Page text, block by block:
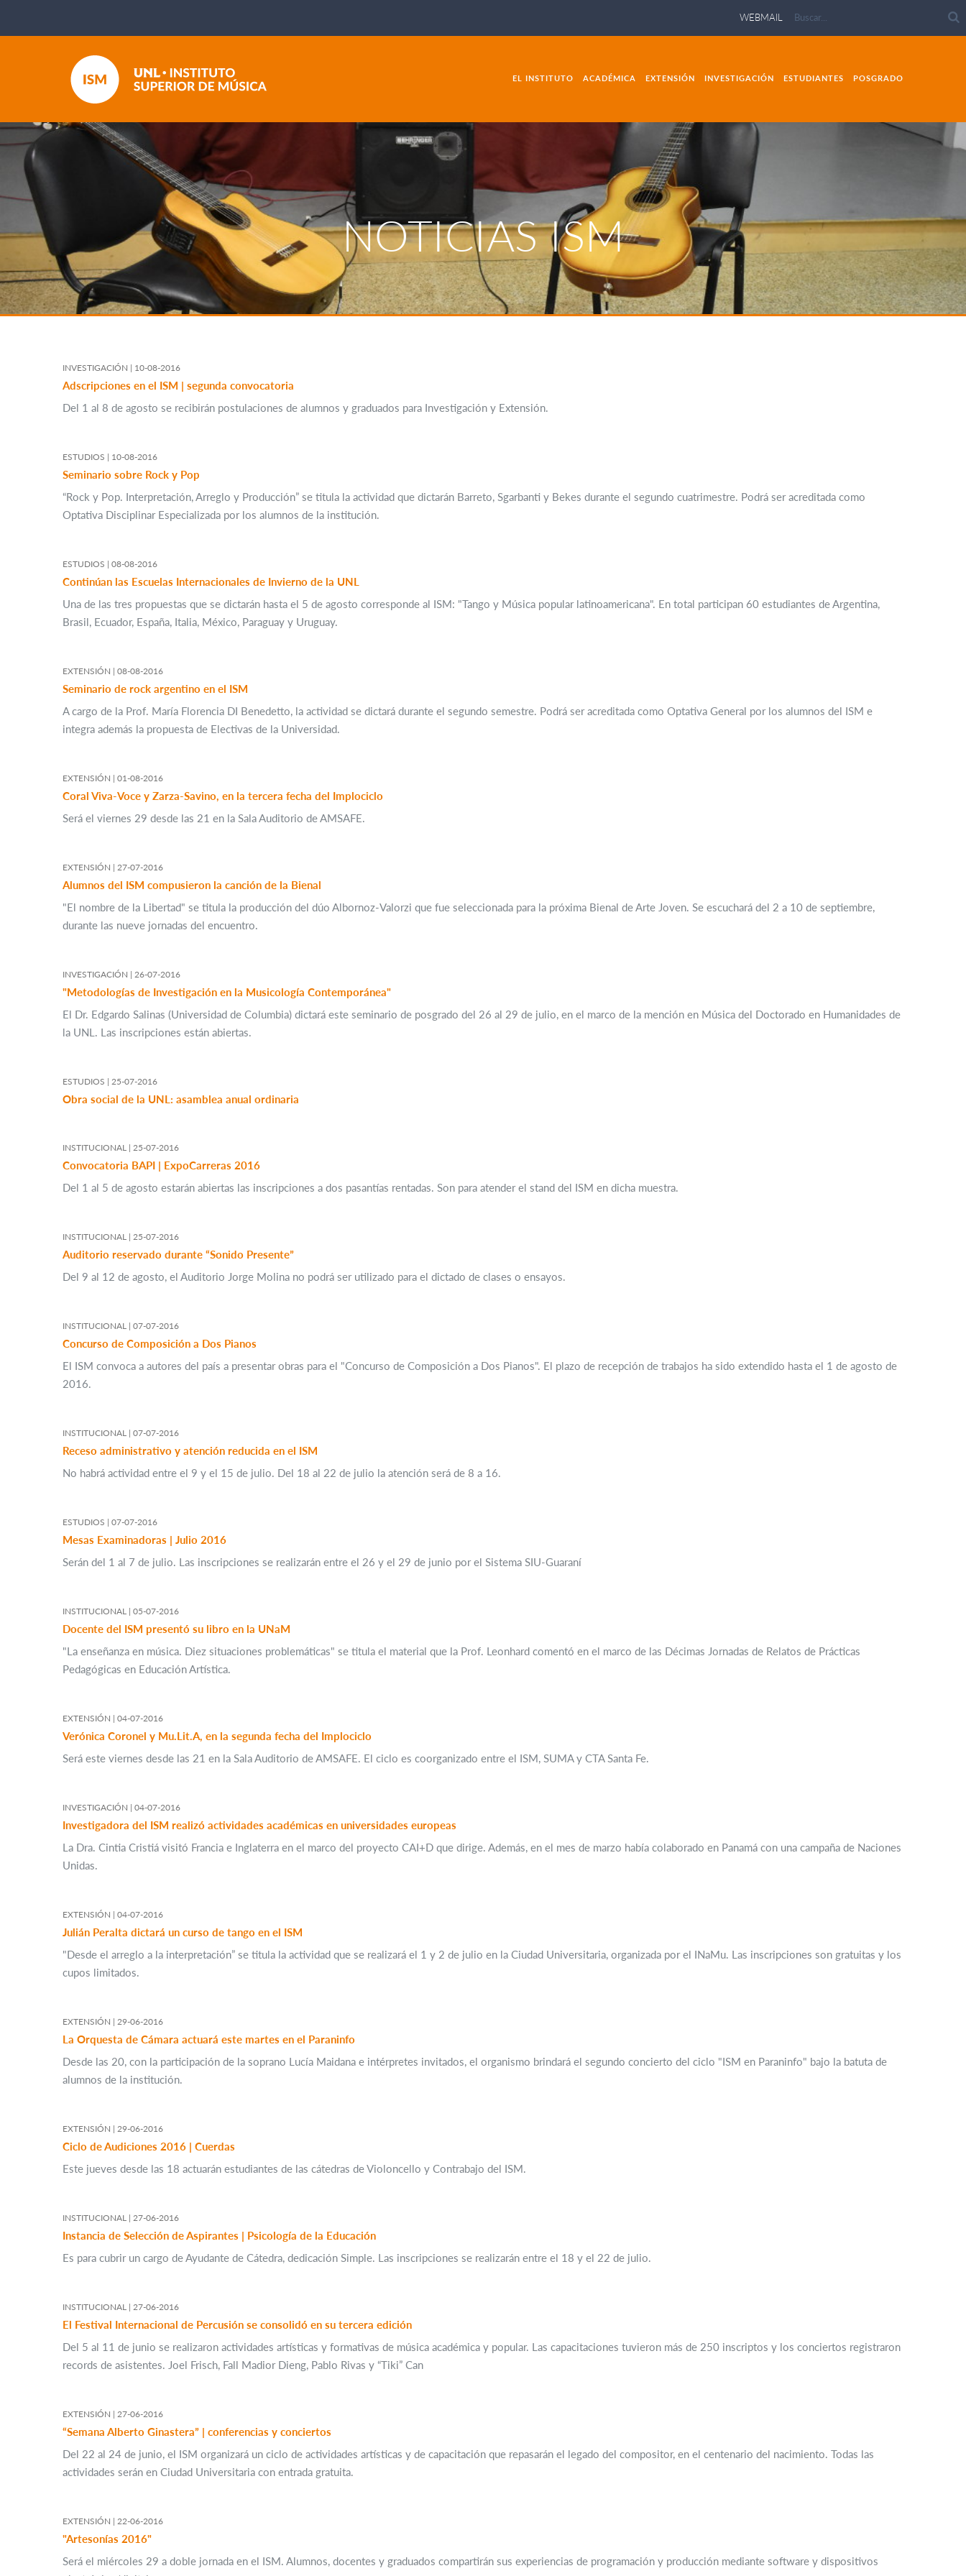
WEBMAIL
EL INSTITUTO ACADÉMICA EXTENSIÓN INVESTIGACIÓN ESTUDIANTES POSGRADO
NOTICIAS ISM
INVESTIGACIÓN | 10-08-2016
Adscripciones en el ISM | segunda convocatoria
Del 1 al 8 de agosto se recibirán postulaciones de alumnos y graduados para Investigación y Extensión.
ESTUDIOS | 10-08-2016
Seminario sobre Rock y Pop
“Rock y Pop. Interpretación, Arreglo y Producción” se titula la actividad que dictarán Barreto, Sgarbanti y Bekes durante el segundo cuatrimestre. Podrá ser acreditada como
Optativa Disciplinar Especializada por los alumnos de la institución.
ESTUDIOS | 08-08-2016
Continúan las Escuelas Internacionales de Invierno de la UNL
Una de las tres propuestas que se dictarán hasta el 5 de agosto corresponde al ISM: "Tango y Música popular latinoamericana". En total participan 60 estudiantes de Argentina,
Brasil, Ecuador, España, Italia, México, Paraguay y Uruguay.
EXTENSIÓN | 08-08-2016
Seminario de rock argentino en el ISM
A cargo de la Prof. María Florencia DI Benedetto, la actividad se dictará durante el segundo semestre. Podrá ser acreditada como Optativa General por los alumnos del ISM e
integra además la propuesta de Electivas de la Universidad.
EXTENSIÓN | 01-08-2016
Será el viernes 29 desde las 21 en la Sala Auditorio de AMSAFE.
EXTENSIÓN | 27-07-2016
Alumnos del ISM compusieron la canción de la Bienal
"El nombre de la Libertad" se titula la producción del dúo Albornoz-Valorzi que fue seleccionada para la próxima Bienal de Arte Joven. Se escuchará del 2 a 10 de septiembre,
durante las nueve jornadas del encuentro.
INVESTIGACIÓN | 26-07-2016
"Metodologías de Investigación en la Musicología Contemporánea"
El Dr. Edgardo Salinas (Universidad de Columbia) dictará este seminario de posgrado del 26 al 29 de julio, en el marco de la mención en Música del Doctorado en Humanidades de
la UNL. Las inscripciones están abiertas.
ESTUDIOS | 25-07-2016
Obra social de la UNL: asamblea anual ordinaria
INSTITUCIONAL | 25-07-2016
Convocatoria BAPI | ExpoCarreras 2016
Del 1 al 5 de agosto estarán abiertas las inscripciones a dos pasantías rentadas. Son para atender el stand del ISM en dicha muestra.
INSTITUCIONAL | 25-07-2016
Auditorio reservado durante “Sonido Presente”
Del 9 al 12 de agosto, el Auditorio Jorge Molina no podrá ser utilizado para el dictado de clases o ensayos.
INSTITUCIONAL | 07-07-2016
Concurso de Composición a Dos Pianos
El ISM convoca a autores del país a presentar obras para el "Concurso de Composición a Dos Pianos". El plazo de recepción de trabajos ha sido extendido hasta el 1 de agosto de
2016.
INSTITUCIONAL | 07-07-2016
Receso administrativo y atención reducida en el ISM
No habrá actividad entre el 9 y el 15 de julio. Del 18 al 22 de julio la atención será de 8 a 16.
ESTUDIOS | 07-07-2016
Mesas Examinadoras | Julio 2016
Serán del 1 al 7 de julio. Las inscripciones se realizarán entre el 26 y el 29 de junio por el Sistema SIU-Guaraní
INSTITUCIONAL | 05-07-2016
Docente del ISM presentó su libro en la UNaM
"La enseñanza en música. Diez situaciones problemáticas" se titula el material que la Prof. Leonhard comentó en el marco de las Décimas Jornadas de Relatos de Prácticas
Pedagógicas en Educación Artística.
EXTENSIÓN | 04-07-2016
Será este viernes desde las 21 en la Sala Auditorio de AMSAFE. El ciclo es coorganizado entre el ISM, SUMA y CTA Santa Fe.
INVESTIGACIÓN | 04-07-2016
Investigadora del ISM realizó actividades académicas en universidades europeas
La Dra. Cintia Cristiá visitó Francia e Inglaterra en el marco del proyecto CAI+D que dirige. Además, en el mes de marzo había colaborado en Panamá con una campaña de Naciones
Unidas.
EXTENSIÓN | 04-07-2016
Julián Peralta dictará un curso de tango en el ISM
"Desde el arreglo a la interpretación” se titula la actividad que se realizará el 1 y 2 de julio en la Ciudad Universitaria, organizada por el INaMu. Las inscripciones son gratuitas y los
cupos limitados.
EXTENSIÓN | 29-06-2016
La Orquesta de Cámara actuará este martes en el Paraninfo
Desde las 20, con la participación de la soprano Lucía Maidana e intérpretes invitados, el organismo brindará el segundo concierto del ciclo "ISM en Paraninfo" bajo la batuta de
alumnos de la institución.
EXTENSIÓN | 29-06-2016
Ciclo de Audiciones 2016 | Cuerdas
Este jueves desde las 18 actuarán estudiantes de las cátedras de Violoncello y Contrabajo del ISM.
INSTITUCIONAL | 27-06-2016
Instancia de Selección de Aspirantes | Psicología de la Educación
Es para cubrir un cargo de Ayudante de Cátedra, dedicación Simple. Las inscripciones se realizarán entre el 18 y el 22 de julio.
INSTITUCIONAL | 27-06-2016
El Festival Internacional de Percusión se consolidó en su tercera edición
Del 5 al 11 de junio se realizaron actividades artísticas y formativas de música académica y popular. Las capacitaciones tuvieron más de 250 inscriptos y los conciertos registraron
records de asistentes. Joel Frisch, Fall Madior Dieng, Pablo Rivas y “Tiki” Can
EXTENSIÓN | 27-06-2016
“Semana Alberto Ginastera” | conferencias y conciertos
Del 22 al 24 de junio, el ISM organizará un ciclo de actividades artísticas y de capacitación que repasarán el legado del compositor, en el centenario del nacimiento. Todas las
actividades serán en Ciudad Universitaria con entrada gratuita.
EXTENSIÓN | 22-06-2016
"Artesonías 2016"
Será el miércoles 29 a doble jornada en el ISM. Alumnos, docentes y graduados compartirán sus experiencias de programación y producción mediante software y dispositivos